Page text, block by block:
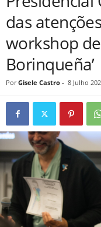
das
workshop
Borinqueña’
Por Gisele Castro - 8 Julho